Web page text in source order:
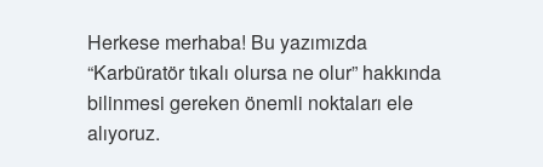
Herkese merhaba! Bu yazımızda
“Karbüratör tıkalı olursa ne olur” hakkında
bilinmesi gereken önemli noktaları ele
alıyoruz.